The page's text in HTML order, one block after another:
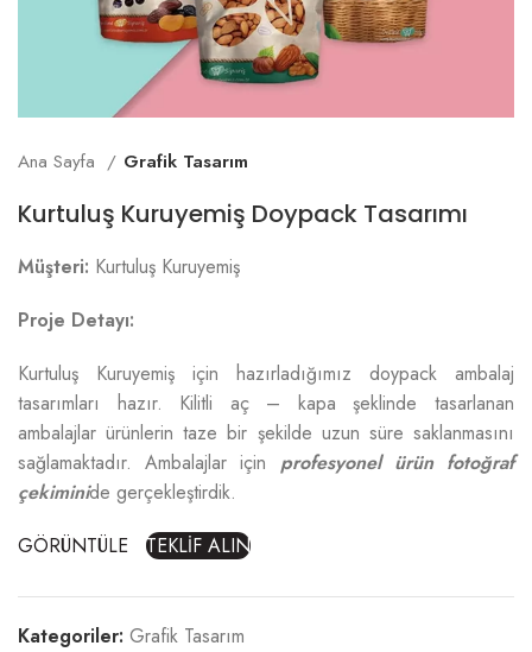
Ana Sayfa Grafik Tasarım
Kurtuluş Kuruyemiş Doypack Tasarımı
Müşteri: Kurtuluş Kuruyemiş
Proje Detayı:
Kurtuluş Kuruyemiş için hazırladığımız doypack ambalaj
tasarımları hazır. Kilitli aç – kapa şeklinde tasarlanan
ambalajlar ürünlerin taze bir şekilde uzun süre saklanmasını
sağlamaktadır. Ambalajlar için profesyonel ürün fotoğraf
çekiminide gerçekleştirdik.
GÖRÜNTÜLE
TEKLİF ALIN
Kategoriler: Grafik Tasarım